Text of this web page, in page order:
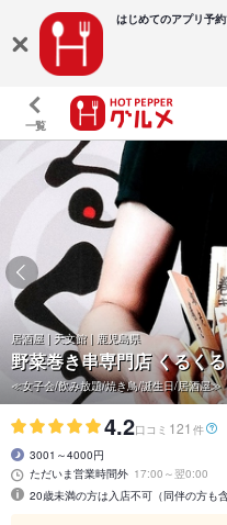
はじめてのアプリ予
一覧
居酒屋 | 天文館 | 鹿児島県
野菜巻き串専門店 くるく
≪女子会/飲み放題/焼き鳥/誕生日/居酒屋≫
4.2口コミ 121 件
3001～4000円
ただいま営業時間外 17:00～翌0:00
20歳未満の方は入店不可（同伴の方も含